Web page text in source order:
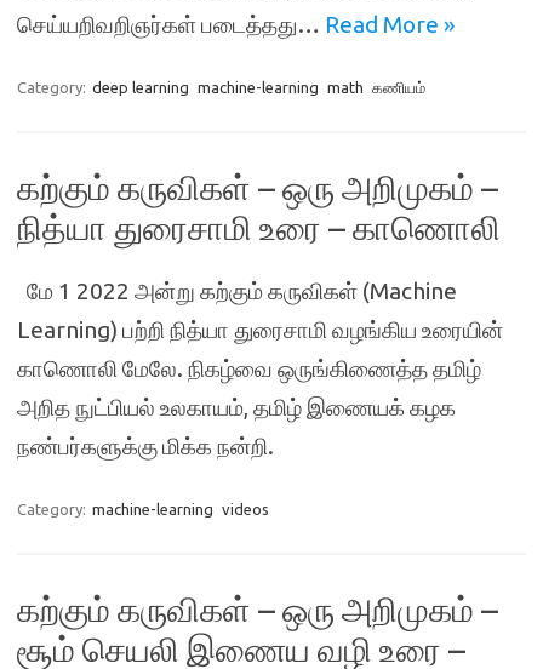
செய்யறிவறிஞர்கள் படைத்தது… Read More »
Category: deep learning machine-learning math கணியம்
கற்கும் கருவிகள் – ஒரு அறிமுகம் –
நித்யா துரைசாமி உரை – காணொலி
மே 1 2022 அன்று கற்கும் கருவிகள் (Machine
Learning) பற்றி நித்யா துரைசாமி வழங்கிய உரையின்
காணொலி மேலே. நிகழ்வை ஒருங்கிணைத்த தமிழ்
அறித நுட்பியல் உலகாயம், தமிழ் இணையக் கழக
நண்பர்களுக்கு மிக்க நன்றி.
Category: machine-learning videos
கற்கும் கருவிகள் – ஒரு அறிமுகம் –
சூம் செயலி இணைய வழி உரை –